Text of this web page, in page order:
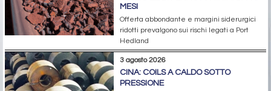
MESI
Offerta abbondante e margini siderurgici
ridotti prevalgono sui rischi legati a Port
Hedland
3 agosto 2026
CINA: COILS A CALDO SOTTO
PRESSIONE